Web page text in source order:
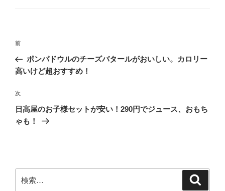
投
ナ
ゲ
ー
シ
前
の
投
前
ポンパドウルのチーズバタールがおいしい。カロリー
高いけど超おすすめ！
次
の
投
次
日高屋のお子様セットが安い！290円でジュース、おもち
ゃも！
索: